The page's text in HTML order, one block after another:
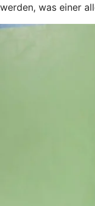
werden, was einer